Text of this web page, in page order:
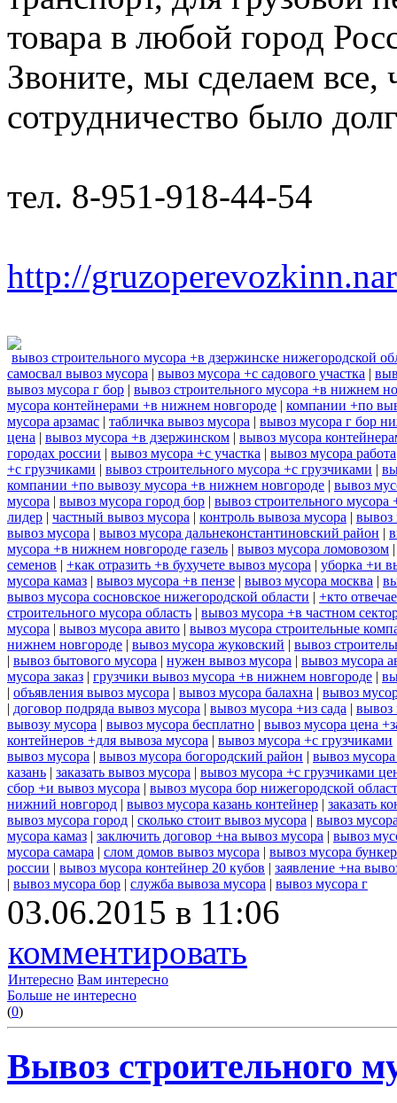
товара в любой город
Звоните, мы сделаем
сотрудничество было
тел. 8-951-918-44-54
http://
вывоз строительного мусора +в дзержинске нижегородской
самосвал вывоз мусора | вывоз мусора +с садового участка |
вывоз мусора г бор | вывоз строительного мусора +в нижнем
мусора контейнерами +в нижнем новгороде | компании +по
мусора арзамас | табличка вывоз мусора | вывоз мусора г бор
цена | вывоз мусора +в дзержинском | вывоз мусора
городах россии | вывоз мусора +с участка | вывоз мусора работа
+с грузчиками | вывоз строительного мусора +с грузчиками |
компании +по вывозу мусора +в нижнем новгороде | вывоз
мусора | вывоз мусора город бор | вывоз строительного мусора
лидер | частный вывоз мусора | контроль вывоза мусора | вывоз
вывоз мусора | вывоз мусора дальнеконстантиновский район |
мусора +в нижнем новгороде газель | вывоз мусора ломовозом
семенов | +как отразить +в бухучете вывоз мусора | уборка +и
мусора камаз | вывоз мусора +в пензе | вывоз мусора москва |
вывоз мусора сосновское нижегородской области | +кто
строительного мусора область | вывоз мусора +в частном
мусора | вывоз мусора авито | вывоз мусора строительные
нижнем новгороде | вывоз мусора жуковский | вывоз
| вывоз бытового мусора | нужен вывоз мусора | вывоз мусора
мусора заказ | грузчики вывоз мусора +в нижнем новгороде |
| объявления вывоз мусора | вывоз мусора балахна | вывоз
| договор подряда вывоз мусора | вывоз мусора +из сада | вывоз
вывозу мусора | вывоз мусора бесплатно | вывоз мусора цена
контейнеров +для вывоза мусора | вывоз мусора +с грузчиками
вывоз мусора | вывоз мусора богородский район | вывоз
казань | заказать вывоз мусора | вывоз мусора +с грузчиками
сбор +и вывоз мусора | вывоз мусора бор нижегородской
нижний новгород | вывоз мусора казань контейнер | заказать
вывоз мусора город | сколько стоит вывоз мусора | вывоз
мусора камаз | заключить договор +на вывоз мусора | вывоз
мусора самара | слом домов вывоз мусора | вывоз мусора
россии | вывоз мусора контейнер 20 кубов | заявление +на
| вывоз мусора бор | служба вывоза мусора | вывоз мусора г
03.06.2015 в 11:06
комментировать
Интересно Вам интересно
Больше не интересно
(0)
Вывоз строительного